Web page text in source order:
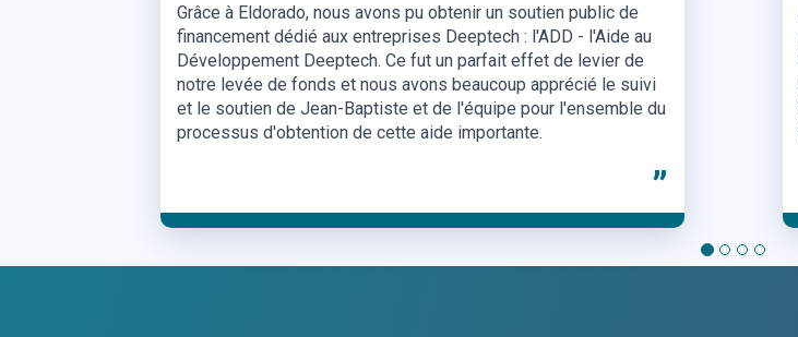
Eldorado nous a permis d'identifier les dispositifs de
financements publics et de contacter Bpifrance à Lyon pour
obtenir une subvention de démarrage. L'équipe Eldorado a été
très disponible et efficace pour nous aider et nous permettre de
financer les premiers développements de Konect !
”